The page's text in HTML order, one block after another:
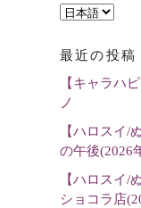
言
を
選
最近の投稿
【キャラハ
ノ
【ハロスイ/
の午後(2026
【ハロスイ/
ショコラ店